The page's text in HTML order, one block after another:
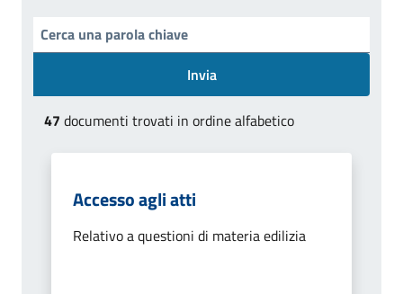
Invia
47 documenti trovati in ordine alfabetico
Accesso agli atti
Relativo a questioni di materia edilizia